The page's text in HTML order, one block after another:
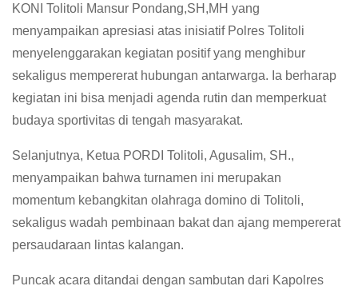
KONI Tolitoli Mansur Pondang,SH,MH yang
menyampaikan apresiasi atas inisiatif Polres Tolitoli
menyelenggarakan kegiatan positif yang menghibur
sekaligus mempererat hubungan antarwarga. Ia berharap
kegiatan ini bisa menjadi agenda rutin dan memperkuat
budaya sportivitas di tengah masyarakat.
Selanjutnya, Ketua PORDI Tolitoli, Agusalim, SH.,
menyampaikan bahwa turnamen ini merupakan
momentum kebangkitan olahraga domino di Tolitoli,
sekaligus wadah pembinaan bakat dan ajang mempererat
persaudaraan lintas kalangan.
Puncak acara ditandai dengan sambutan dari Kapolres